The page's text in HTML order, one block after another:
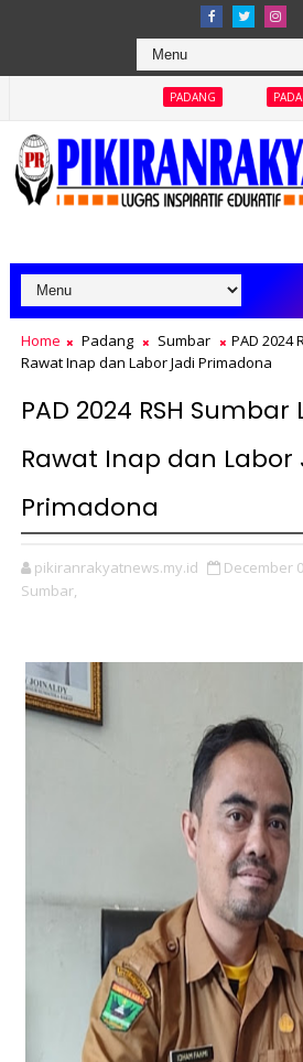
PADANG
Home Padang Sumbar
PAD 2024
Rawat Inap dan Labor Jadi Primadona
PAD 2024 RSH
Rawat Inap dan Labor
Primadona
pikiranrakyatnews.my.id December
Sumbar,